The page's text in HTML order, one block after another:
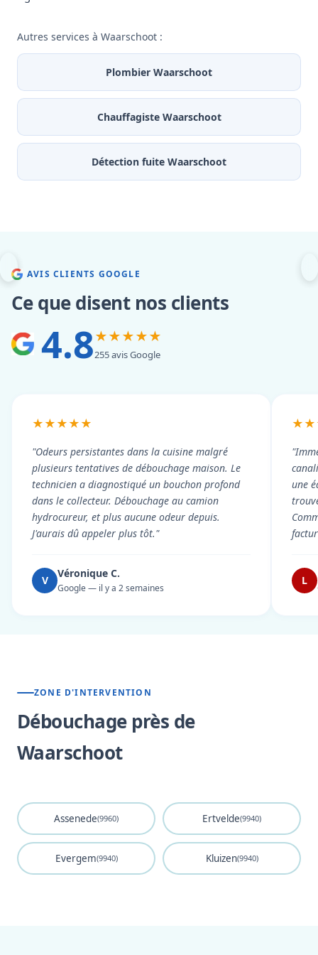
Autres services à Waarschoot :
Plombier Waarschoot
Chauffagiste Waarschoot
Détection fuite Waarschoot
AVIS CLIENTS GOOGLE
Ce que disent nos clients
4.8★★★★★
255 avis Google
★★★★★
"Odeurs persistantes dans la cuisine malgré
plusieurs tentatives de débouchage maison. Le
technicien a diagnostiqué un bouchon profond
dans le collecteur. Débouchage au camion
hydrocureur, et plus aucune odeur depuis.
J'aurais dû appeler plus tôt."
V
Véronique C.
Google — il y a 2 semaines
une
L
ZONE D'INTERVENTION
Débouchage près de
Waarschoot
Assenede(9960) Ertvelde(9940)
Evergem(9940) Kluizen(9940)